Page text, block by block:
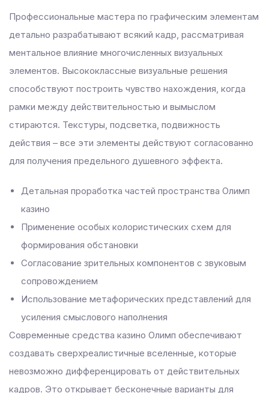
güncel giriş
bayan
giriş
Профессиональные мастера по графическим элементам
детально разрабатывают всякий кадр, рассматривая
ментальное влияние многочисленных визуальных
элементов. Высококлассные визуальные решения
способствуют построить чувство нахождения, когда
рамки между действительностью и вымыслом
стираются. Текстуры, подсветка, подвижность
действия – все эти элементы действуют согласованно
для получения предельного душевного эффекта.
Детальная проработка частей пространства Олимп
казино
Применение особых колористических схем для
формирования обстановки
Согласование зрительных компонентов с звуковым
сопровождением
Использование метафорических представлений для
усиления смыслового наполнения
Современные средства казино Олимп обеспечивают
создавать сверхреалистичные вселенные, которые
невозможно дифференцировать от действительных
кадров. Это открывает бесконечные варианты для